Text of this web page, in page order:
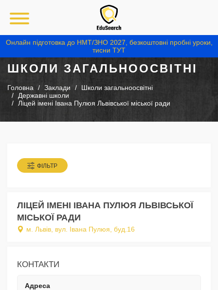
Онлайн підготовка до НМТ/ЗНО 2027, безкоштовні пробні уроки,
тисни ТУТ
ШКОЛИ ЗАГАЛЬНООСВІТНІ
Головна Заклади
Школи загальноосвітні
Державні школи
Ліцей імені Івана Пулюя Львівської міської ради
ФІЛЬТР
ЛІЦЕЙ ІМЕНІ ІВАНА ПУЛЮЯ ЛЬВІВСЬКОЇ
МІСЬКОЇ РАДИ
м. Львів, вул. Івана Пулюя, буд.16
КОНТАКТИ
Адреса